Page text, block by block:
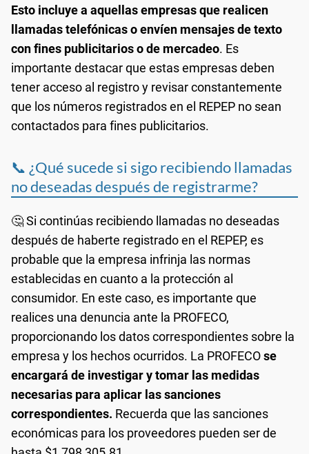
Esto incluye a aquellas empresas que realicen
llamadas telefónicas o envíen mensajes de texto
con fines publicitarios o de mercadeo. Es
importante destacar que estas empresas deben
tener acceso al registro y revisar constantemente
que los números registrados en el REPEP no sean
contactados para fines publicitarios.
📞 ¿Qué sucede si sigo recibiendo llamadas
no deseadas después de registrarme?
🤔 Si continúas recibiendo llamadas no deseadas
después de haberte registrado en el REPEP, es
probable que la empresa infrinja las normas
establecidas en cuanto a la protección al
consumidor. En este caso, es importante que
realices una denuncia ante la PROFECO,
proporcionando los datos correspondientes sobre la
empresa y los hechos ocurridos. La PROFECOse
encargará de investigar y tomar las medidas
necesarias para aplicar las sanciones
correspondientes. Recuerda que las sanciones
económicas para los proveedores pueden ser de